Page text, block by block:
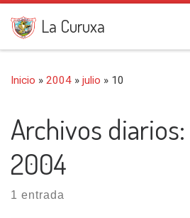
Saltar al contenido
La Curuxa
Inicio » 2004 » julio » 10
Archivos diarios:
2004
1 entrada